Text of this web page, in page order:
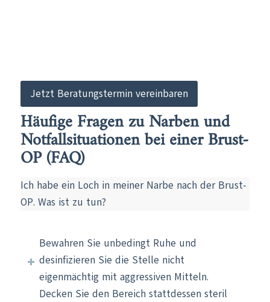
Jetzt Beratungstermin vereinbaren
Häufige Fragen zu Narben und
Notfallsituationen bei einer Brust-
OP (FAQ)
Ich habe ein Loch in meiner Narbe nach der Brust-
OP. Was ist zu tun?
Bewahren Sie unbedingt Ruhe und
desinfizieren Sie die Stelle nicht
eigenmächtig mit aggressiven Mitteln.
Decken Sie den Bereich stattdessen steril